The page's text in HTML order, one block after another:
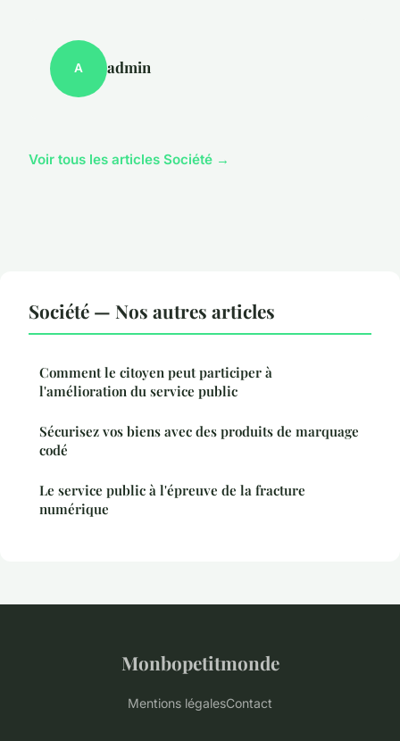
A admin
Voir tous les articles Société →
Société — Nos autres articles
Comment le citoyen peut participer à
l'amélioration du service public
Sécurisez vos biens avec des produits de marquage
codé
Le service public à l'épreuve de la fracture
numérique
Monbopetitmonde
Mentions légalesContact